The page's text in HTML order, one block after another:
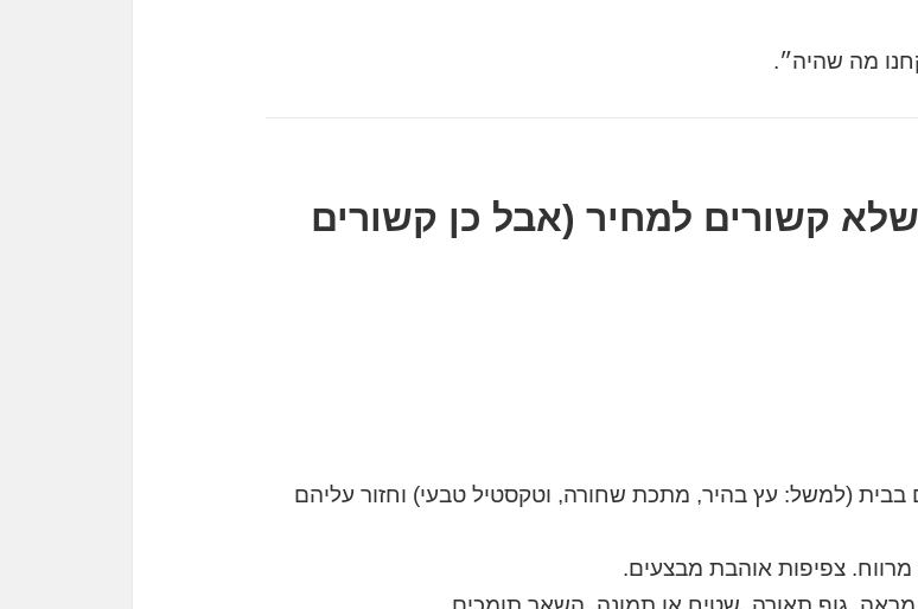
מה שהיה״.
שלא קשורים למחיר (אבל כן קשורים
מובילים בבית (למשל: עץ בהיר, מתכת שחורה, וטקסטיל טבעי) וחזור עליהם
צפיפות אוהבת מבצעים.